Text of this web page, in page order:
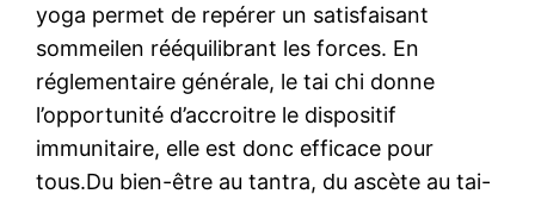
yoga permet de repérer un satisfaisant
sommeilen rééquilibrant les forces. En
réglementaire générale, le tai chi donne
l’opportunité d’accroitre le dispositif
immunitaire, elle est donc efficace pour
tous.Du bien-être au tantra, du ascète au tai-